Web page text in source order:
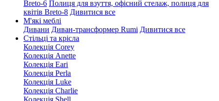
Breto-6 Полиця для взуття, офісний стелаж, полиця для
квітів Breto-8 Дивитися все
М'які меблі
Дивани Диван-трансформер Rumi Дивитися все
Стільці та крісла
Колекція Corey
Колекція Anette
Колекція Eari
Колекція Perla
Колекція Luke
Колекція Charlie
Колекція Shell